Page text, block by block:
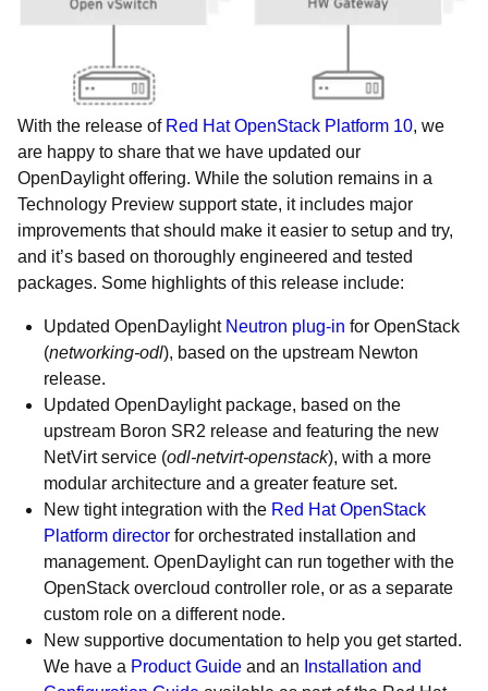
With the release of Red Hat OpenStack Platform 10, we
are happy to share that we have updated our
OpenDaylight offering. While the solution remains in a
Technology Preview support state, it includes major
improvements that should make it easier to setup and try,
and it’s based on thoroughly engineered and tested
packages. Some highlights of this release include:
Updated OpenDaylight Neutron plug-in for OpenStack
(networking-odl), based on the upstream Newton
release.
Updated OpenDaylight package, based on the
upstream Boron SR2 release and featuring the new
NetVirt service (odl-netvirt-openstack), with a more
modular architecture and a greater feature set.
New tight integration with the Red Hat OpenStack
Platform director for orchestrated installation and
management. OpenDaylight can run together with the
OpenStack overcloud controller role, or as a separate
custom role on a different node.
New supportive documentation to help you get started.
We have a Product Guide and an Installation and